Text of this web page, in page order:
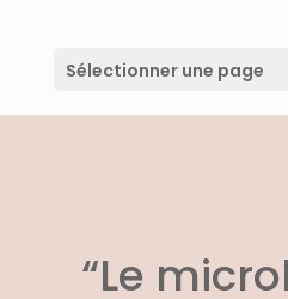
Sélectionner une page
“Le